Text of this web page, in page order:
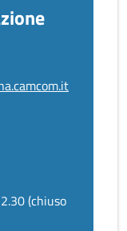
(chiuso